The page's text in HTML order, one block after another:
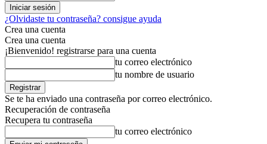
¿Olvidaste tu contraseña? consigue ayuda
Crea una cuenta
Crea una cuenta
¡Bienvenido! registrarse para una cuenta
tu correo electrónico
tu nombre de usuario
Se te ha enviado una contraseña por correo electrónico.
Recuperación de contraseña
Recupera tu contraseña
tu correo electrónico